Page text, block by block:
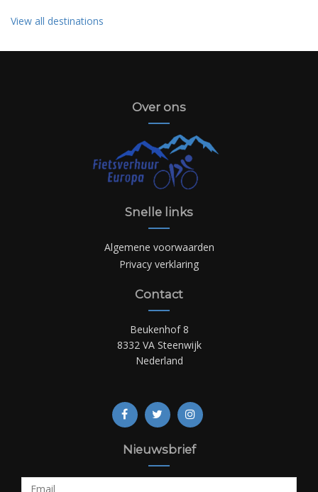
View all destinations
Over ons
Snelle links
Algemene voorwaarden
Privacy verklaring
Contact
Beukenhof 8
8332 VA Steenwijk
Nederland
Nieuwsbrief